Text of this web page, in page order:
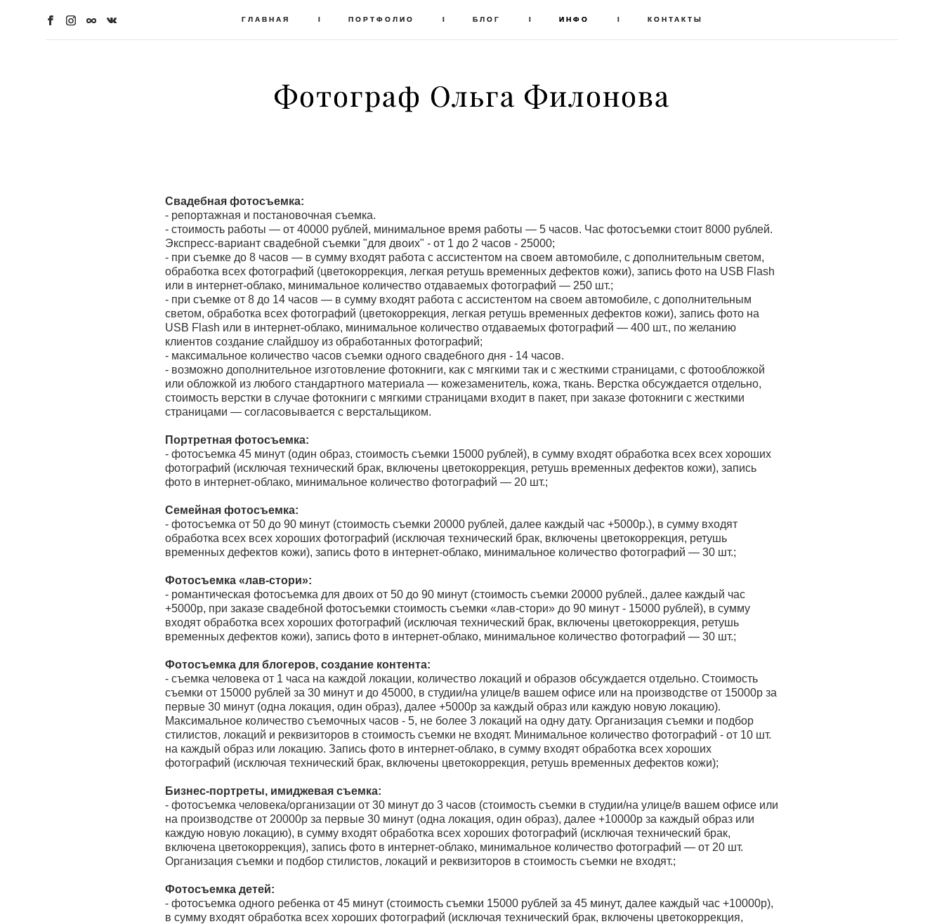
ГЛАВНАЯ I ПОРТФОЛИО I БЛОГ I ИНФО I КОНТАКТЫ
Фотограф Ольга Филонова
ГЛАВНАЯ I ПОРТФОЛИО I БЛОГ I ИНФО I КОНТАКТЫ
Фотограф Ольга Филонова
Свадебная фотосъемка:
- репортажная и постановочная съемка.
- стоимость работы — от 40000 рублей, минимальное время работы — 5 часов. Час фотосъемки стоит 8000 рублей.
Экспресс-вариант свадебной съемки "для двоих" - от 1 до 2 часов - 25000;
- при съемке до 8 часов — в сумму входят работа с ассистентом на своем автомобиле, с дополнительным светом,
обработка всех фотографий (цветокоррекция, легкая ретушь временных дефектов кожи), запись фото на USB Flash
или в интернет-облако, минимальное количество отдаваемых фотографий — 250 шт.;
- при съемке от 8 до 14 часов — в сумму входят работа с ассистентом на своем автомобиле, с дополнительным
светом, обработка всех фотографий (цветокоррекция, легкая ретушь временных дефектов кожи), запись фото на
USB Flash или в интернет-облако, минимальное количество отдаваемых фотографий — 400 шт., по желанию
клиентов создание слайдшоу из обработанных фотографий;
- максимальное количество часов съемки одного свадебного дня - 14 часов.
- возможно дополнительное изготовление фотокниги, как с мягкими так и с жесткими страницами, с фотообложкой
или обложкой из любого стандартного материала — кожезаменитель, кожа, ткань. Верстка обсуждается отдельно,
стоимость верстки в случае фотокниги с мягкими страницами входит в пакет, при заказе фотокниги с жесткими
страницами — согласовывается с верстальщиком.
Портретная фотосъемка:
- фотосъемка 45 минут (один образ, стоимость съемки 15000 рублей), в сумму входят обработка всех всех хороших
фотографий (исключая технический брак, включены цветокоррекция, ретушь временных дефектов кожи), запись
фото в интернет-облако, минимальное количество фотографий — 20 шт.;
Семейная фотосъемка:
- фотосъемка от 50 до 90 минут (стоимость съемки 20000 рублей, далее каждый час +5000р.), в сумму входят
обработка всех всех хороших фотографий (исключая технический брак, включены цветокоррекция, ретушь
временных дефектов кожи), запись фото в интернет-облако, минимальное количество фотографий — 30 шт.;
Фотосъемка «лав-стори»:
- романтическая фотосъемка для двоих от 50 до 90 минут (стоимость съемки 20000 рублей., далее каждый час
+5000р, при заказе свадебной фотосъемки стоимость съемки «лав-стори» до 90 минут - 15000 рублей), в сумму
входят обработка всех хороших фотографий (исключая технический брак, включены цветокоррекция, ретушь
временных дефектов кожи), запись фото в интернет-облако, минимальное количество фотографий — 30 шт.;
Фотосъемка для блогеров, создание контента:
- съемка человека от 1 часа на каждой локации, количество локаций и образов обсуждается отдельно. Стоимость
съемки от 15000 рублей за 30 минут и до 45000, в студии/на улице/в вашем офисе или на производстве от 15000р за
первые 30 минут (одна локация, один образ), далее +5000р за каждый образ или каждую новую локацию).
Максимальное количество съемочных часов - 5, не более 3 локаций на одну дату. Организация съемки и подбор
стилистов, локаций и реквизиторов в стоимость съемки не входят. Минимальное количество фотографий - от 10 шт.
на каждый образ или локацию. Запись фото в интернет-облако, в сумму входят обработка всех хороших
фотографий (исключая технический брак, включены цветокоррекция, ретушь временных дефектов кожи);
Бизнес-портреты, имиджевая съемка:
- фотосъемка человека/организации от 30 минут до 3 часов (стоимость съемки в студии/на улице/в вашем офисе или
на производстве от 20000р за первые 30 минут (одна локация, один образ), далее +10000р за каждый образ или
каждую новую локацию), в сумму входят обработка всех хороших фотографий (исключая технический брак,
включена цветокоррекция), запись фото в интернет-облако, минимальное количество фотографий — от 20 шт.
Организация съемки и подбор стилистов, локаций и реквизиторов в стоимость съемки не входят.;
Фотосъемка детей:
- фотосъемка одного ребенка от 45 минут (стоимость съемки 15000 рублей за 45 минут, далее каждый час +10000р),
в сумму входят обработка всех хороших фотографий (исключая технический брак, включены цветокоррекция,